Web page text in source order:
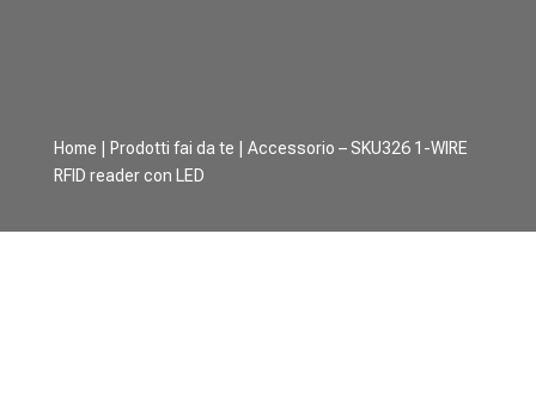
Home Prodotti fai da te | Accessorio – SKU326 1-WIRE
RFID reader con LED